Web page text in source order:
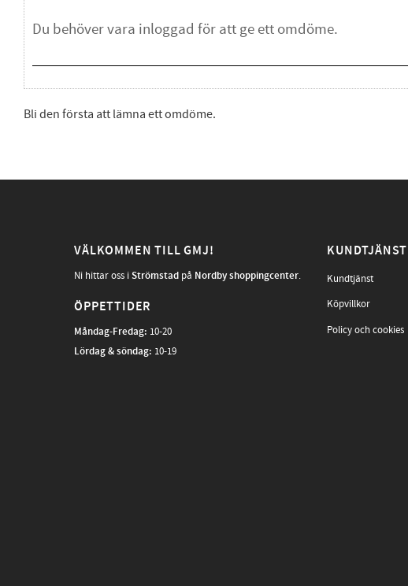
Bli den första att lämna ett omdöme.
VÄLKOMMEN TILL GMJ!
Ni hittar oss iStrömstad på Nordby shoppingcenter.
ÖPPETTIDER
Måndag-Fredag: 10-20
Lördag & söndag: 10-19
KUNDTJÄNST
Kundtjänst
Köpvillkor
Policy och cookies